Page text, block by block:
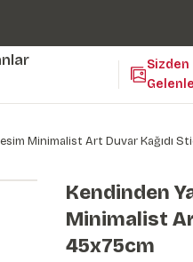
Kolay Uygulanan Duvar
Sizden
Minimalist Art Duvar Kağıdı
Kendinden
Minimalist
45x75cm